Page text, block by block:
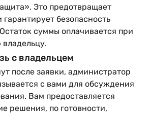
Это предотвращает
безопасность
суммы оплачивается при
с владельцем
после заявки, администратор
с вами для обсуждения
Вам предоставляется
решения, по готовности,